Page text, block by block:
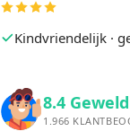
Kindvriendelijk ·
8.4
1.966